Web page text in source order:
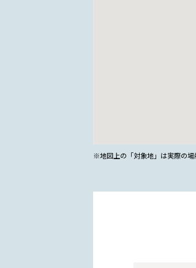
※地図上の「対象地」は実際の場